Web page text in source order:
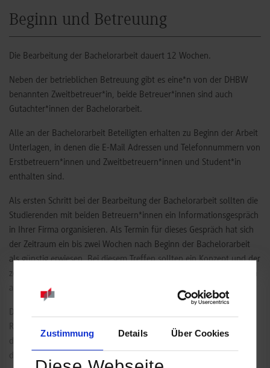
Zustimmung Details Über Cookies
Beginn und Betreuung
Die Bearbeitung der Bachelorarbeit dauert 12 Wochen.
Neben der betrieblichen Betreuung gibt es eine*n von der DHBW
benannten Zweitbetreuer*in, beide Betreuer*innen sind auch
Gutachter*innen der Bachelorarbeit.
Alle an der Bachelorarbeit Beteiligten erhalten zu Beginn der Arbeit
Unterlagen, in denen die E-Mail Adressen und Telefonnummern von
Erstbetreuern*innen und Zweitbetreuern*innen und Student*in
enthalten sind.
Als ersten Schritt bei der Bearbeitung der Bachelorarbeit sollten die
Studierenden mit beiden Betreuern*innen ein Informationsgespräch
in Ihrer Firma organisieren. Als Termin für dieses Gespräch hat sich
der Zeitraum ein bis zwei Wochen nach Beginn der Bachelorarbeit
als günstig erwiesen. Bei diesem Treffen sollten ein Konzept und der
zeitliche Ablauf der Arbeit vorgestellt und mit den Betreuern*innen
abgesprochen werden.
Die Bachelorarbeit wird mit einer Abschlusspräsentation, in der
Regel 1 bis 2 Wochen nach Abgabe der Arbeit, abgeschlossen. An
diesem Termin müssen mindestens beide Betreuer*innen und
der*die Studierende teilnehmen.